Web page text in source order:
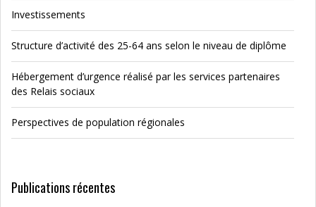
Investissements
Structure d’activité des 25-64 ans selon le niveau de diplôme
Hébergement d’urgence réalisé par les services partenaires
des Relais sociaux
Perspectives de population régionales
Publications récentes